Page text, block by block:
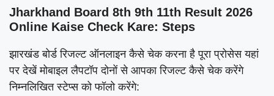
Jharkhand Board 8th 9th 11th Result 2026
Online Kaise Check Kare: Steps
झारखंड बोर्ड रिजल्ट ऑनलाइन कैसे चेक करना है पूरा प्रोसेस यहां
पर देखें मोबाइल लैपटॉप दोनों से आपका रिजल्ट कैसे चेक करेंगे
निम्नलिखित स्टेप्स को फॉलो करेंगे: